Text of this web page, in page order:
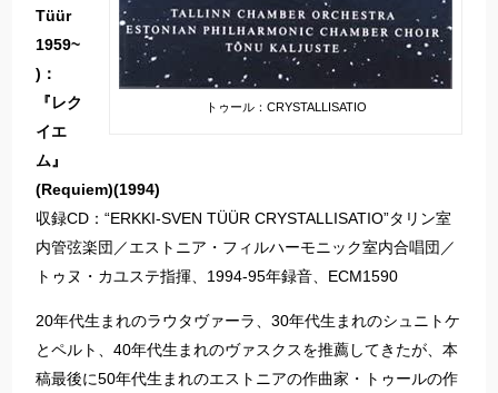
トゥール：CRYSTALLISATIO
Tüür
1959~
)：
『レク
イエ
ム』
(Requiem)(1994)
収録CD：“ERKKI-SVEN TÜÜR CRYSTALLISATIO”タリン室
内管弦楽団／エストニア・フィルハーモニック室内合唱団／
トゥヌ・カユステ指揮、1994-95年録音、ECM1590
20年代生まれのラウタヴァーラ、30年代生まれのシュニトケ
とペルト、40年代生まれのヴァスクスを推薦してきたが、本
稿最後に50年代生まれのエストニアの作曲家・トゥールの作